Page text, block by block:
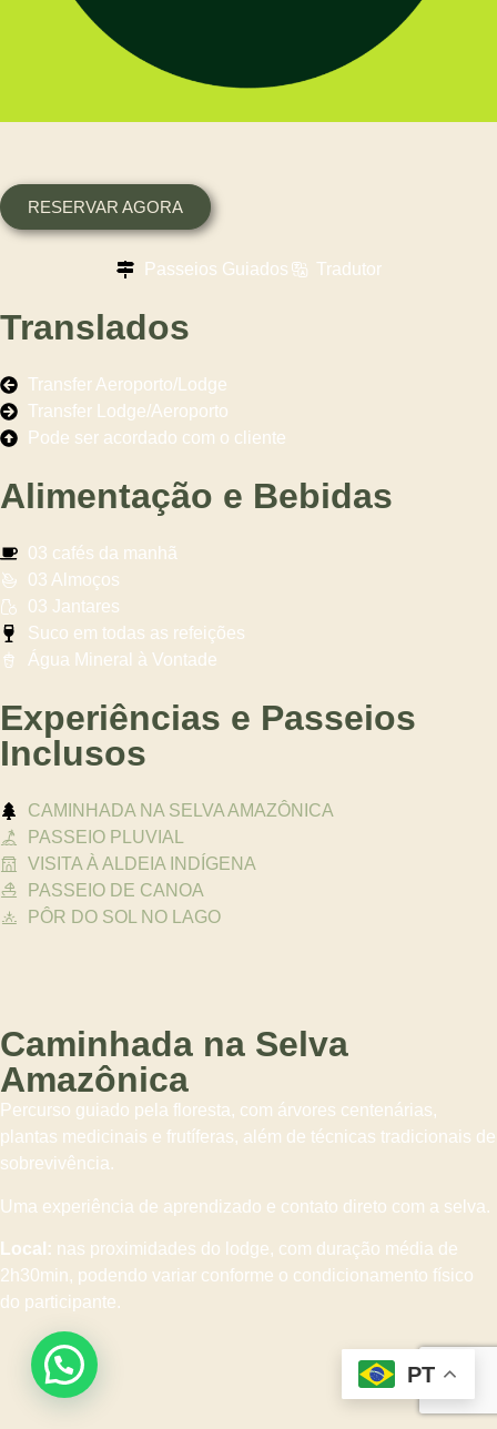
PT
RESERVAR AGORA
Passeios Guiados Tradutor
Translados
Transfer Aeroporto/Lodge
Transfer Lodge/Aeroporto
Pode ser acordado com o cliente
Alimentação e Bebidas
03 cafés da manhã
03 Almoços
03 Jantares
Suco em todas as refeições
Água Mineral à Vontade
Experiências e Passeios
Inclusos
CAMINHADA NA SELVA AMAZÔNICA
PASSEIO PLUVIAL
VISITA À ALDEIA INDÍGENA
PASSEIO DE CANOA
PÔR DO SOL NO LAGO
Caminhada na Selva
Amazônica
Percurso guiado pela floresta, com árvores centenárias,
plantas medicinais e frutíferas, além de técnicas tradicionais de
sobrevivência.
Uma experiência de aprendizado e contato direto com a selva.
Local: nas proximidades do lodge, com duração média de
2h30min, podendo variar conforme o condicionamento físico
do participante.